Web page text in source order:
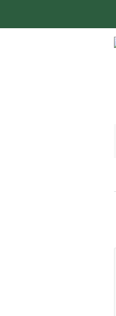
überspringen